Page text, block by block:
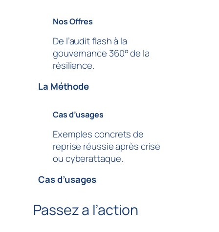
Nos Offres
De l’audit flash à la
gouvernance 360° de la
résilience.
La Méthode
Cas d’usages
Exemples concrets de
reprise réussie après crise
ou cyberattaque.
Cas d’usages
Passez a l’action